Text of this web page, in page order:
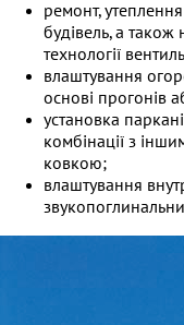
ремонт,
будівель, а також
технології
влаштування
основі прогонів
установка
комбінації з
ковкою;
влаштування